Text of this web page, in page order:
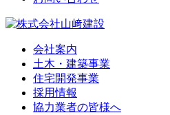
会社案内
土木・建築事業
住宅開発事業
採用情報
協力業者の皆様へ